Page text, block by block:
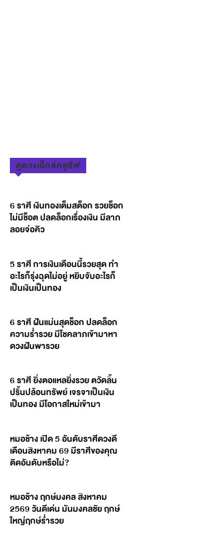
ดูดวงเอ็กซ์คลูซีฟ
6 ราศี เงินทองเต็มสต็อก รวยช็อก
ไม่มีช็อต ปลดล็อกเรื่องเงิน มีลาภ
ลอยจ่อคิว
5 ราศี การเงินเดือนนี้รวยสุด ทำ
อะไรก็รุ่งฉุดไม่อยู่ หยิบจับอะไรก็
เป็นเงินเป็นทอง
6 ราศี ฝันแม่นสุดช็อก ปลดล็อก
ความร่ำรวย มีโชคลาภเข้ามาหา
ดวงฝันพารวย
6 ราศี ยิ่งตอแหลยิ่งรวย ตวัดลิ้น
ปริ้นปล้อนทรัพย์ เจรจาเป็นเงิน
เป็นทอง มีโอกาสใหม่เข้ามา
หมอช้าง เปิด 5 อันดับราศีดวงดี
เดือนสิงหาคม 69 มีราศีของคุณ
ติดอันดับหรือไม่?
หมอช้าง ฤกษ์มงคล สิงหาคม
2569 วันดีเด่น มันมงคลชัย ฤกษ์
ใหญ่ฤกษ์ร่ำรวย